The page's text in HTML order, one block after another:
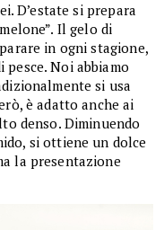
D’estate si prepara
Il gelo di
in ogni stagione,
Noi abbiamo
si usa
è adatto anche ai
denso. Diminuendo
si ottiene un dolce
la presentazione